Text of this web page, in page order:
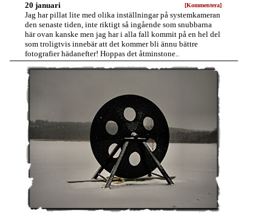
20 januari [Kommentera]
Jag har pillat lite med olika inställningar på systemkameran
den senaste tiden, inte riktigt så ingående som snubbarna
här ovan kanske men jag har i alla fall kommit på en hel del
som troligtvis innebär att det kommer bli ännu bättre
fotografier hädanefter! Hoppas det åtminstone..